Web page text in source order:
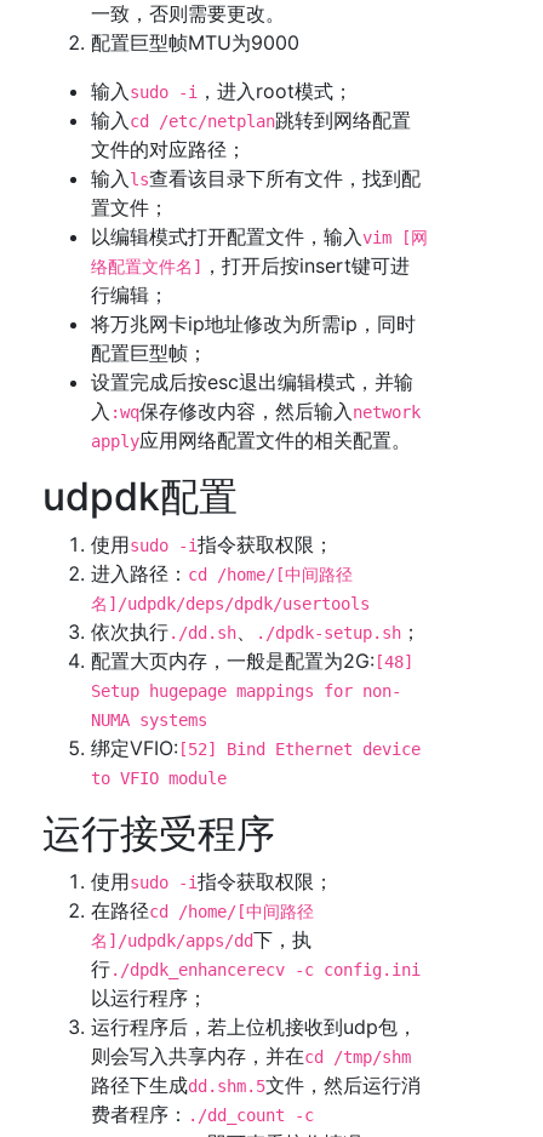
一致，否则需要更改。
配置巨型帧MTU为9000
输入sudo -i
，进入root模式；
输入cd /etc/netplan跳转到网络配置
文件的对应路径；
输入ls查看该目录下所有文件，找到配
置文件；
以编辑模式打开配置文件，输入vim [网
络配置文件名]
，打开后按insert键可进
行编辑；
将万兆网卡ip地址修改为所需ip，同时
配置巨型帧；
设置完成后按esc退出编辑模式，并输
入 :wq保存修改内容，然后输入network
apply应用网络配置文件的相关配置。
udpdk配置
使用sudo -i指令获取权限；
进入路径： cd /home/[中间路径
名]/udpdk/deps/dpdk/usertools
依次执行./dd.sh、 ./dpdk-setup.sh ；
配置大页内存，一般是配置为2G: [48]
Setup hugepage mappings for non-
NUMA systems
绑定VFIO: [52] Bind Ethernet device
to VFIO module
运行接受程序
使用sudo -i指令获取权限；
在路径cd /home/[中间路径
名]/udpdk/apps/dd下，执
行./dpdk_enhancerecv -c config.ini
以运行程序；
运行程序后，若上位机接收到udp包，
则会写入共享内存，并在cd /tmp/shm
路径下生成dd.shm.5文件，然后运行消
费者程序：
./dd_count -c